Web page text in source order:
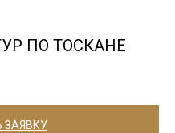
ПО ТОСКАНЕ
ЗАЯВКУ